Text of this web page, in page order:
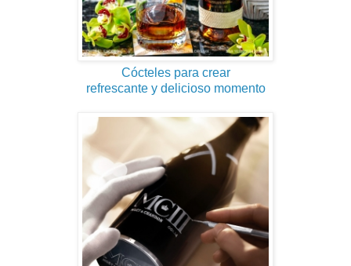
Cócteles para crear
refrescante y delicioso momento